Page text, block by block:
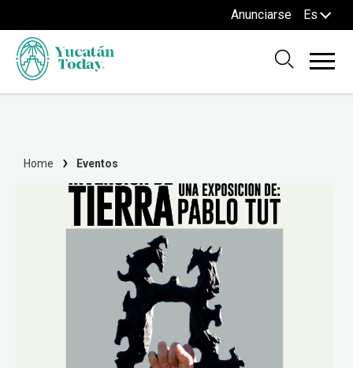
Anunciarse Es
Home Eventos